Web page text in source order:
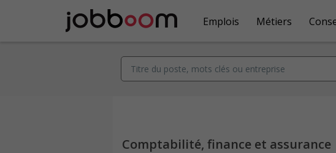
Emplois Métiers
Comptabilité, finance et assurance